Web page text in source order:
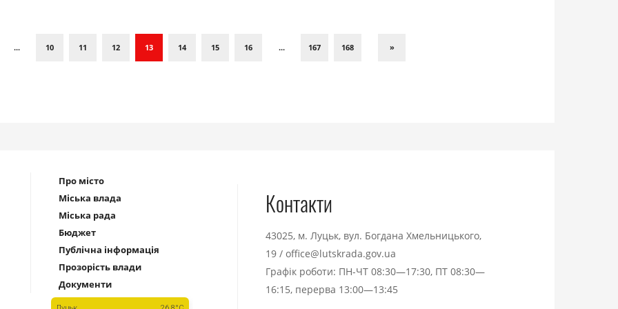
... 10 11 12 13 14 15 16 ... 167 168 »
Про місто
Міська влада
Міська рада
Бюджет
Публічна інформація
Прозорість влади
Документи
Контакти
43025, м. Луцьк, вул. Богдана Хмельницького,
19 / office@lutskrada.gov.ua
Графік роботи: ПН-ЧТ 08:30—17:30, ПТ 08:30—
16:15, перерва 13:00—13:45